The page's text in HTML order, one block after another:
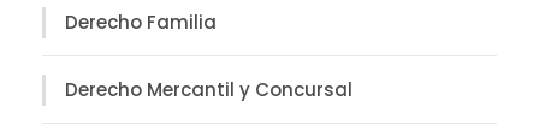
Derecho Familia
Derecho Mercantil y Concursal